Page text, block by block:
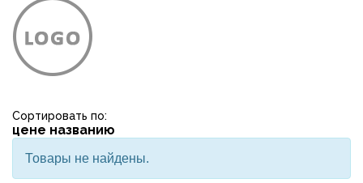
Сортировать по:
цене названию
Товары не найдены.